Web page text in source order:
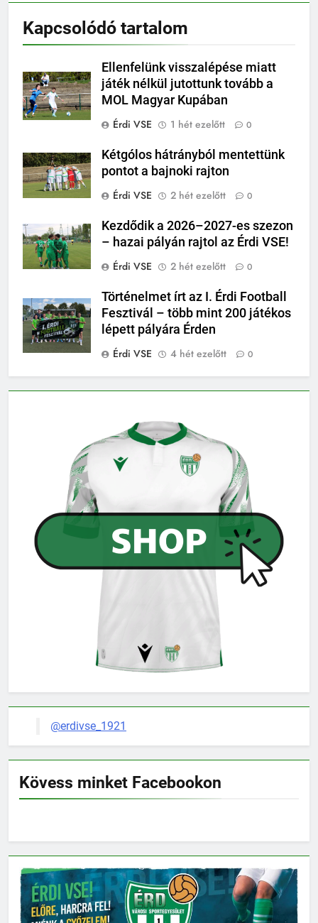
Kapcsolódó tartalom
Ellenfelünk visszalépése miatt
játék nélkül jutottunk tovább a
MOL Magyar Kupában
Érdi VSE
1 hét ezelőtt 0
Kétgólos hátrányból mentettünk
pontot a bajnoki rajton
Érdi VSE
2 hét ezelőtt 0
Kezdődik a 2026–2027-es szezon
– hazai pályán rajtol az Érdi VSE!
Érdi VSE
2 hét ezelőtt 0
Történelmet írt az I. Érdi Football
Fesztivál – több mint 200 játékos
lépett pályára Érden
Érdi VSE
4 hét ezelőtt 0
@erdivse_1921
Kövess minket Facebookon